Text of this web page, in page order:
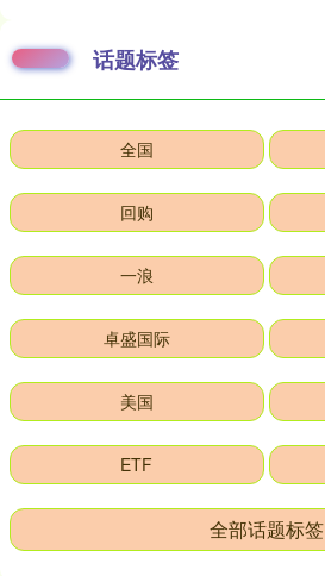
话题标签
全国
回购
一浪
卓盛国际
美国
ETF
全部话题标签